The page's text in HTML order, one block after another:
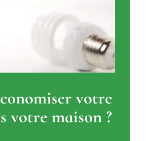
votre
votre maison ?